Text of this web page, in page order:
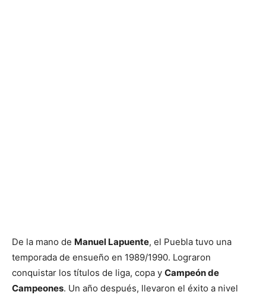
De la mano de Manuel Lapuente, el Puebla tuvo una
temporada de ensueño en 1989/1990. Lograron
conquistar los títulos de liga, copa y Campeón de
Campeones. Un año después, llevaron el éxito a nivel